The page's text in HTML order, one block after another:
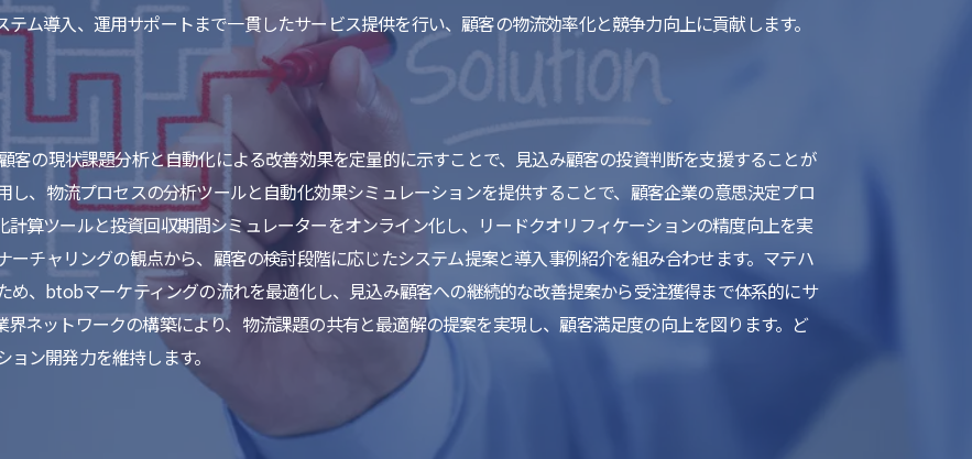
ム導入、運用サポートまで一貫したサービス提供を行い、顧客の物流効率化と競争力向上に貢献します。
客の現状課題分析と自動化による改善効果を定量的に示すことで、見込み顧客の投資判断を支援することが
、物流プロセスの分析ツールと自動化効果シミュレーションを提供することで、顧客企業の意思決定プロ
算ツールと投資回収期間シミュレーターをオンライン化し、リードクオリフィケーションの精度向上を実
チャリングの観点から、顧客の検討段階に応じたシステム提案と導入事例紹介を組み合わせます。マテハ
め、btobマーケティングの流れを最適化し、見込み顧客への継続的な改善提案から受注獲得まで体系的にサ
ネットワークの構築により、物流課題の共有と最適解の提案を実現し、顧客満足度の向上を図ります。ど
ン開発力を維持します。